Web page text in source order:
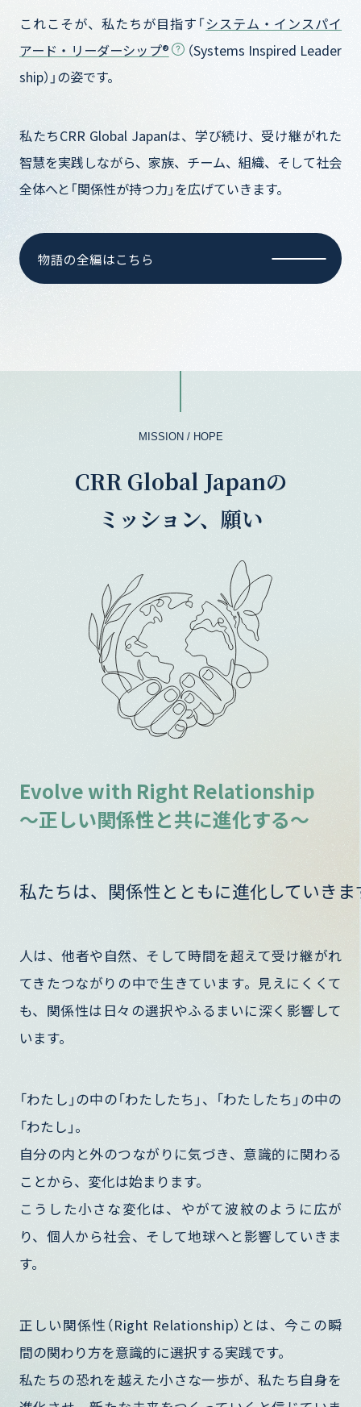
これこそが、私たちが目指す「システム・インスパイ
アード・リーダーシップ®
（Systems Inspired Leader
ship）」の姿です。
私たちCRR Global Japanは、学び続け、受け継がれた
智慧を実践しながら、家族、チーム、組織、そして社会
全体へと「関係性が持つ力」を広げていきます。
物語の全編はこちら
MISSION / HOPE
CRR Global Japanの
ミッション、願い
Evolve with Right Relationship
〜正しい関係性と共に進化する〜
私たちは、関係性とともに進化していきま
人は、他者や自然、そして時間を超えて受け継がれ
てきたつながりの中で生きています。見えにくくて
も、関係性は日々の選択やふるまいに深く影響して
います。
「わたし」の中の「わたしたち」、「わたしたち」の中の
「わたし」。
自分の内と外のつながりに気づき、意識的に関わる
ことから、変化は始まります。
こうした小さな変化は、やがて波紋のように広が
り、個人から社会、そして地球へと影響していきま
す。
正しい関係性（Right Relationship）とは、今この瞬
間の関わり方を意識的に選択する実践です。
私たちの恐れを越えた小さな一歩が、私たち自身を